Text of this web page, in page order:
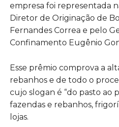
empresa foi representada
Diretor de Originação de
Fernandes Correa e pelo
Confinamento Eugênio
Esse prêmio comprova a
rebanhos e de todo o
cujo slogan é “do pasto ao
fazendas e rebanhos,
lojas.